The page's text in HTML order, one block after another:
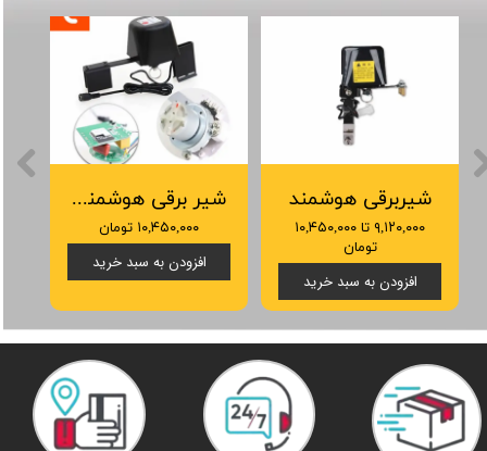
شیر برقی هوشمند زیگبی Tuya
۱۰,۴۵۰,۰۰۰ تومان
افزودن به سبد خرید
شیربرقی هوشمند
۹,۱۲۰,۰۰۰ تا ۱۰,۴۵۰,۰۰۰
تومان
افزودن به سبد خرید